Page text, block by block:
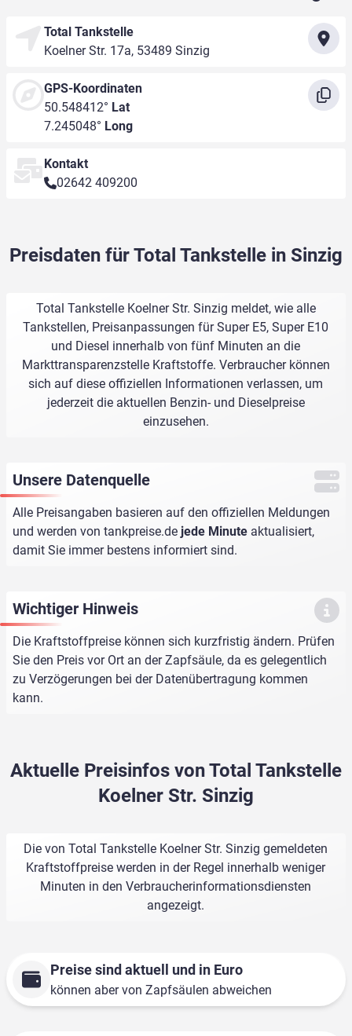
Total Tankstelle
Koelner Str. 17a, 53489 Sinzig
GPS-Koordinaten
50.548412° Lat
7.245048° Long
Kontakt
02642 409200
Preisdaten für Total Tankstelle in Sinzig
Total Tankstelle Koelner Str. Sinzig meldet, wie alle
Tankstellen, Preisanpassungen für Super E5, Super E10
und Diesel innerhalb von fünf Minuten an die
Markttransparenzstelle Kraftstoffe. Verbraucher können
sich auf diese offiziellen Informationen verlassen, um
jederzeit die aktuellen Benzin- und Dieselpreise
einzusehen.
Unsere Datenquelle
Alle Preisangaben basieren auf den offiziellen Meldungen
und werden von tankpreise.de jede Minute aktualisiert,
damit Sie immer bestens informiert sind.
Wichtiger Hinweis
Die Kraftstoffpreise können sich kurzfristig ändern. Prüfen
Sie den Preis vor Ort an der Zapfsäule, da es gelegentlich
zu Verzögerungen bei der Datenübertragung kommen
kann.
Aktuelle Preisinfos von Total Tankstelle
Koelner Str. Sinzig
Die von Total Tankstelle Koelner Str. Sinzig gemeldeten
Kraftstoffpreise werden in der Regel innerhalb weniger
Minuten in den Verbraucherinformationsdiensten
angezeigt.
Preise sind aktuell und in Euro
können aber von Zapfsäulen abweichen